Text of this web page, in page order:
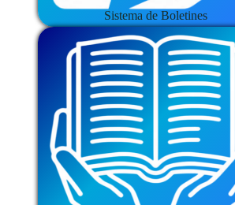
Sistema de Boletines